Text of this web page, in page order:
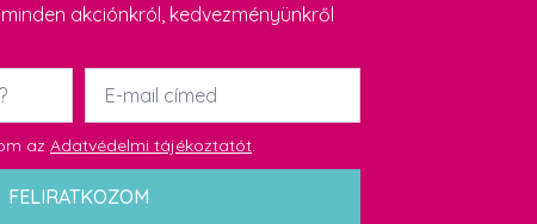
akciónkról, kedvezményünkről
Email
az Adatvédelmi tájékoztatót
FELIRATKOZOM